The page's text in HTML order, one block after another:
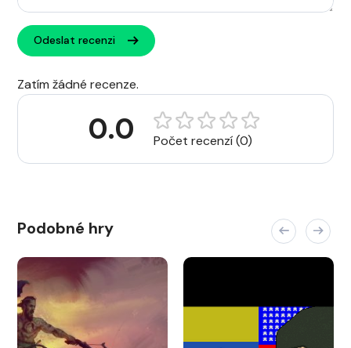
Odeslat recenzi
Zatím žádné recenze.
0.0 Počet recenzí (0)
Podobné hry